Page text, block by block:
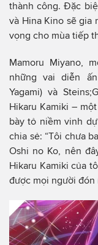
thành công. Đặc
và Hina Kino sẽ gia
vọng cho mùa tiếp
Mamoru Miyano,
những vai diễn
Yagami) và
Hikaru Kamiki –
bày tỏ niềm vinh
chia sẻ: “Tôi chưa
Oshi no Ko, nên
Hikaru Kamiki của
được mọi người đón